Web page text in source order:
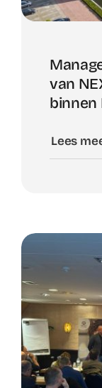
van
binnen
Lees